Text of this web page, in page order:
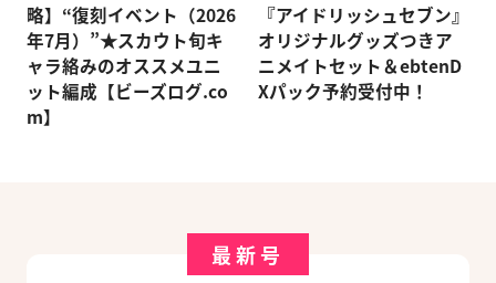
略】“復刻イベント（2026
年7月）”★スカウト旬キ
ャラ絡みのオススメユニ
ット編成【ビーズログ.co
m】
『アイドリッシュセブン』
オリジナルグッズつきア
ニメイトセット＆ebtenD
Xパック予約受付中！
最新号